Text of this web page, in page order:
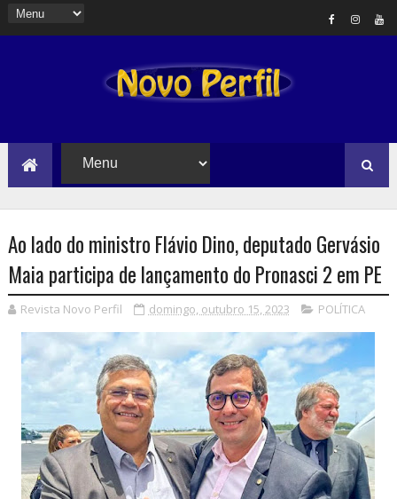
Ao lado do ministro Flávio Dino, deputado Gervásio
Maia participa de lançamento do Pronasci 2 em PE
Revista Novo Perfil domingo, outubro 15, 2023 POLÍTICA